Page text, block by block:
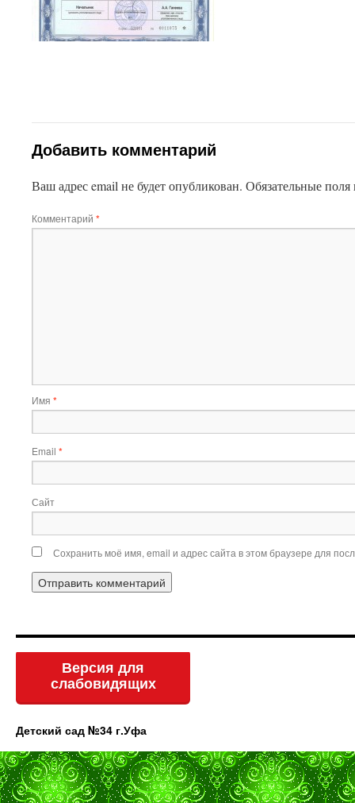
Добавить комментарий
Ваш адрес email не будет опубликован. Обязательные
Комментарий *
Имя *
Email *
Сайт
Сохранить моё имя, email и адрес сайта в этом браузере для
Версия для
слабовидящих
Детский сад №34 г.Уфа